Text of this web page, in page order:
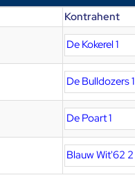
Kontrahent
De Kokerel 1
De Bulldozers 1
De Poart 1
Blauw Wit'62 2